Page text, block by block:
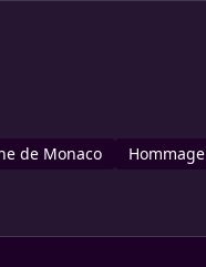
de Monaco Hommage